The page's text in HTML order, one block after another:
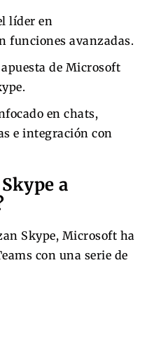
líder en
funciones avanzadas.
de Microsoft
en chats,
e integración con
a
Skype, Microsoft ha
con una serie de